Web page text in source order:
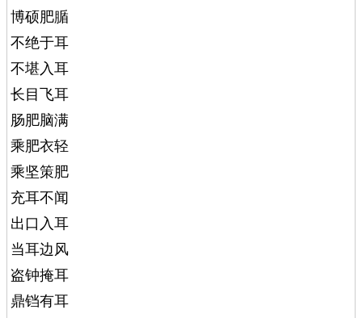
博硕肥腯
不绝于耳
不堪入耳
长目飞耳
肠肥脑满
乘肥衣轻
乘坚策肥
充耳不闻
出口入耳
当耳边风
盗钟掩耳
鼎铛有耳